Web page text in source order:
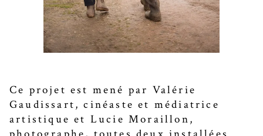
Ce projet est mené par Valérie
Gaudissart, cinéaste et médiatrice
artistique et Lucie Moraillon,